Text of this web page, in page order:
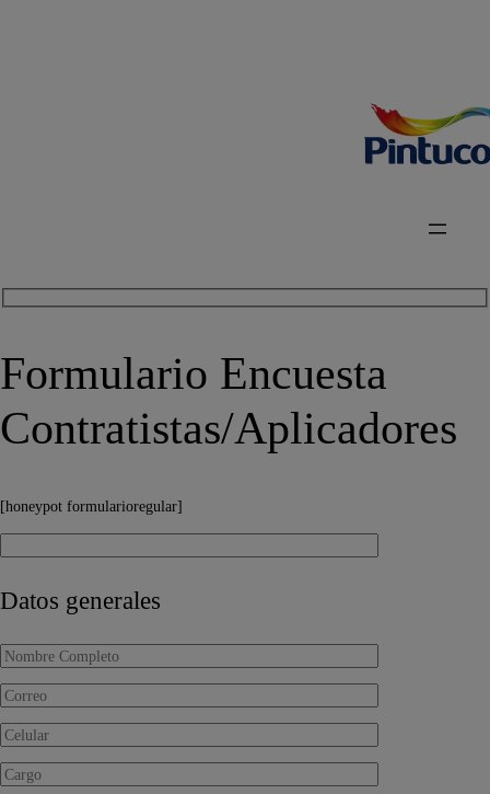
Formulario Encuesta
Contratistas/Aplicadores
[honeypot formularioregular]
Datos generales